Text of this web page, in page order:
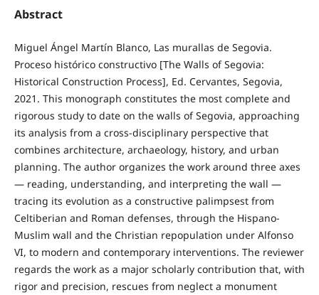
Abstract
Miguel Ángel Martín Blanco, Las murallas de Segovia.
Proceso histórico constructivo [The Walls of Segovia:
Historical Construction Process], Ed. Cervantes, Segovia,
2021. This monograph constitutes the most complete and
rigorous study to date on the walls of Segovia, approaching
its analysis from a cross-disciplinary perspective that
combines architecture, archaeology, history, and urban
planning. The author organizes the work around three axes
— reading, understanding, and interpreting the wall —
tracing its evolution as a constructive palimpsest from
Celtiberian and Roman defenses, through the Hispano-
Muslim wall and the Christian repopulation under Alfonso
VI, to modern and contemporary interventions. The reviewer
regards the work as a major scholarly contribution that, with
rigor and precision, rescues from neglect a monument